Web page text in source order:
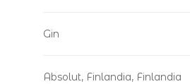
Gin
Absolut, Finlandia, Finlandia